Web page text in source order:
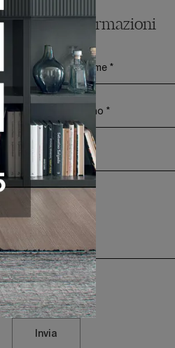
Informazioni
Policy
Invia